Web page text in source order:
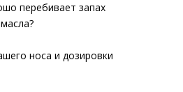
перебивает запах
носа и дозировки